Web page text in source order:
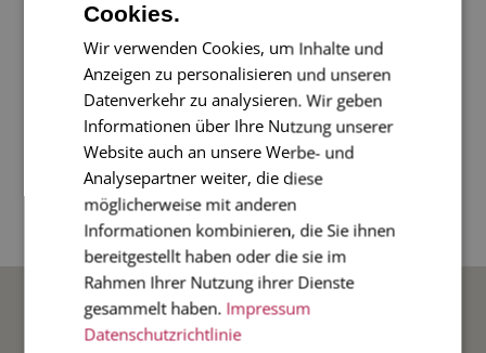
für Notizen und Skizzen. Durch die
Spiralbindung lassen sich die Seiten mühelos
umblättern.
Wir bieten dieses Notizbuch in 5
verschiedenen Designs an - machen Sie sich
und anderen eine Freude!
BELIEBTE ANLÄSSE
Cookies.
Wir verwenden Cookies, um Inhalte und
Anzeigen zu personalisieren und unseren
Datenverkehr zu analysieren. Wir geben
Informationen über Ihre Nutzung unserer
Website auch an unsere Werbe- und
Analysepartner weiter, die diese
möglicherweise mit anderen
Informationen kombinieren, die Sie ihnen
bereitgestellt haben oder die sie im
Rahmen Ihrer Nutzung ihrer Dienste
gesammelt haben. Impressum
Datenschutzrichtlinie